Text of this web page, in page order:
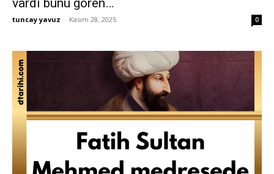
vardı bunu gören…
tuncay yavuz - Kasım 28, 2025 0